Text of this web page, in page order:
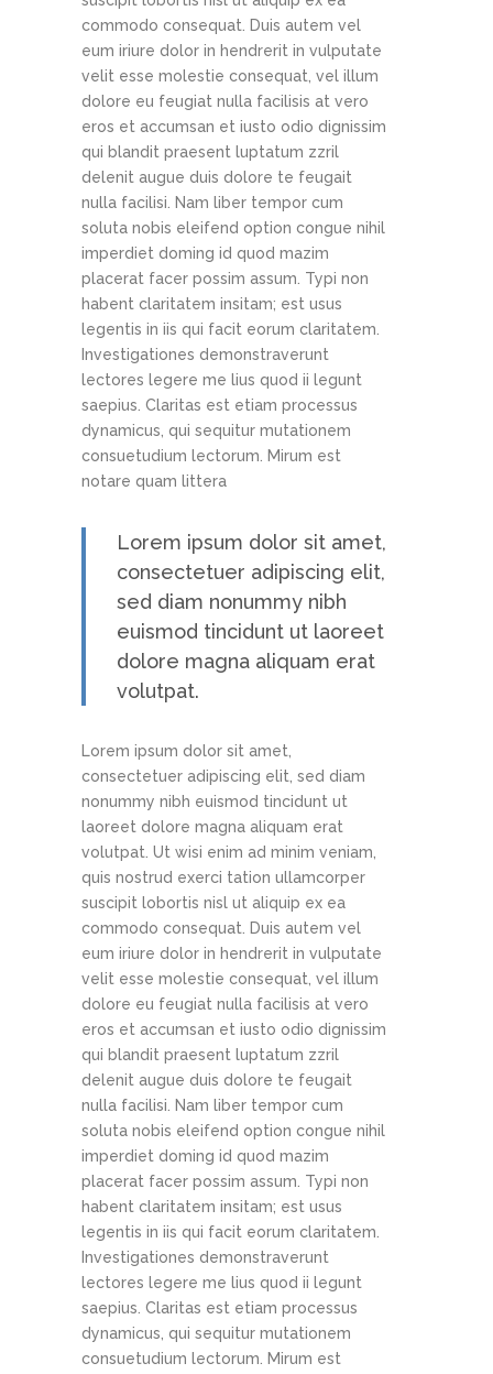
commodo consequat. Duis autem vel
eum iriure dolor in hendrerit in vulputate
velit esse molestie consequat, vel illum
dolore eu feugiat nulla facilisis at vero
eros et accumsan et iusto odio dignissim
qui blandit praesent luptatum zzril
delenit augue duis dolore te feugait
nulla facilisi. Nam liber tempor cum
soluta nobis eleifend option congue nihil
imperdiet doming id quod mazim
placerat facer possim assum. Typi non
habent claritatem insitam; est usus
legentis in iis qui facit eorum claritatem.
Investigationes demonstraverunt
lectores legere me lius quod ii legunt
saepius. Claritas est etiam processus
dynamicus, qui sequitur mutationem
consuetudium lectorum. Mirum est
notare quam littera
Lorem ipsum dolor sit amet,
consectetuer adipiscing elit,
sed diam nonummy nibh
euismod tincidunt ut laoreet
dolore magna aliquam erat
volutpat.
Lorem ipsum dolor sit amet,
consectetuer adipiscing elit, sed diam
nonummy nibh euismod tincidunt ut
laoreet dolore magna aliquam erat
volutpat. Ut wisi enim ad minim veniam,
quis nostrud exerci tation ullamcorper
suscipit lobortis nisl ut aliquip ex ea
commodo consequat. Duis autem vel
eum iriure dolor in hendrerit in vulputate
velit esse molestie consequat, vel illum
dolore eu feugiat nulla facilisis at vero
eros et accumsan et iusto odio dignissim
qui blandit praesent luptatum zzril
delenit augue duis dolore te feugait
nulla facilisi. Nam liber tempor cum
soluta nobis eleifend option congue nihil
imperdiet doming id quod mazim
placerat facer possim assum. Typi non
habent claritatem insitam; est usus
legentis in iis qui facit eorum claritatem.
Investigationes demonstraverunt
lectores legere me lius quod ii legunt
saepius. Claritas est etiam processus
dynamicus, qui sequitur mutationem
consuetudium lectorum. Mirum est